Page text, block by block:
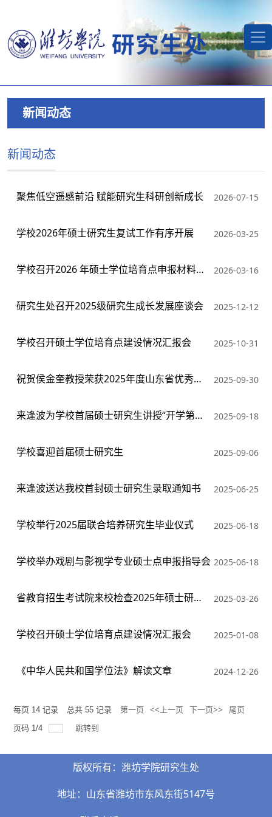
新闻动态
新闻动态
聚焦低空遥感前沿 赋能研究生科研创新成长 2026-07-15
学校2026年硕士研究生复试工作有序开展 2026-03-25
学校召开2026 年硕士学位培育点申报材料校内专家指导会 2026-03-16
研究生处召开2025级研究生成长发展座谈会 2025-12-12
学校召开硕士学位培育点建设情况汇报会 2025-10-31
祝贺侯金奎教授荣获2025年度山东省优秀研究生导师 2025-09-30
来逢波为学校首届硕士研究生讲授“开学第一课” 2025-09-18
学校喜迎首届硕士研究生 2025-09-06
来逢波送达我校首封硕士研究生录取通知书 2025-06-25
学校举行2025届联合培养研究生毕业仪式 2025-06-18
学校举办戏剧与影视学专业硕士点申报指导会 2025-06-18
省教育招生考试院来校检查2025年硕士研究生复试录取工作 2025-03-26
学校召开硕士学位培育点建设情况汇报会 2025-01-08
《中华人民共和国学位法》解读文章 2024-12-26
每页 14 记录 总共 55 记录 第一页 <<上一页 下一页>>
尾页
页码 1/4 跳转到
版权所有：潍坊学院研究生处
地址：山东省潍坊市东风东街5147号